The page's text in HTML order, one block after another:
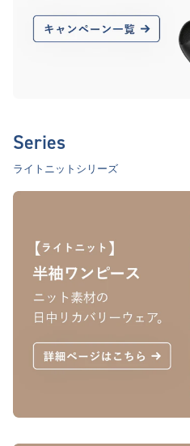
Series
ライトニットシリーズ